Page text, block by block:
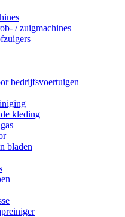
/ zuigmachines
bedrijfsvoertuigen
kleding
bladen